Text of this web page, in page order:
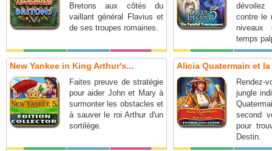
Bretons aux côtés du
vaillant général Flavius et
de ses troupes romaines.
contre le
niveaux
temps
New Yankee in King Arthur's...
Faites preuve de stratégie
pour aider John et Mary à
surmonter les obstacles et
à sauver le roi Arthur d'un
sortilège.
Alicia Quatermain et la
jungle
second
pour
Destin.